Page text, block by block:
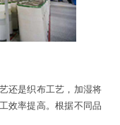
还是织布工艺，加湿将
效率提高。根据不同品